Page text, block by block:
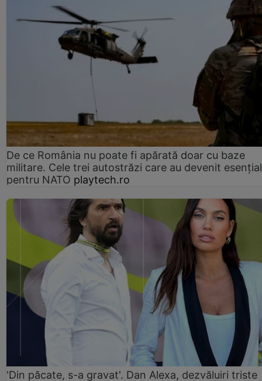
De ce România nu poate fi apărată doar cu baze
militare. Cele trei autostrăzi care au devenit
pentru NATO playtech.ro
'Din păcate, s-a gravat'. Dan Alexa, dezvăluiri triste